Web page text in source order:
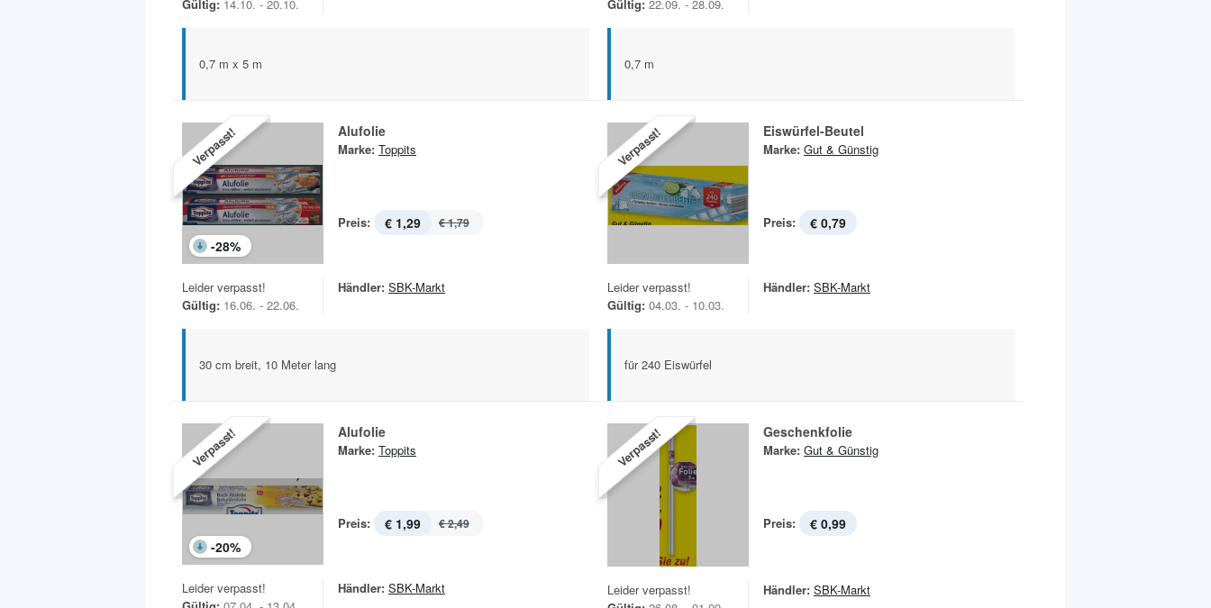
Gültig: 14.10. - 20.10.
0,7 m x 5 m
Gültig: 22.09. - 28.09.
0,7 m
Verpasst!
-28%
Alufolie
Marke: Toppits
Preis: € 1,29 € 1,79
Leider verpasst!
Gültig: 16.06. - 22.06.
Händler: SBK-Markt
30 cm breit, 10 Meter lang
Verpasst! Eiswürfel-Beutel
Marke: Gut & Günstig
Preis: € 0,79
Leider verpasst!
Gültig: 04.03. - 10.03.
Händler: SBK-Markt
für 240 Eiswürfel
Verpasst!
-20%
Alufolie
Marke: Toppits
Preis: € 1,99 € 2,49
Leider verpasst!
Händler: SBK-Markt
Verpasst! Geschenkfolie
Marke: Gut & Günstig
Preis: € 0,99
Leider verpasst!
Händler: SBK-Markt